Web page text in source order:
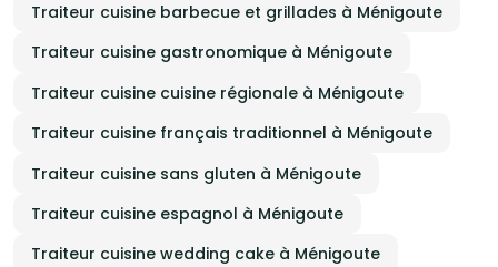
Traiteur cuisine barbecue et grillades à Ménigoute
Traiteur cuisine gastronomique à Ménigoute
Traiteur cuisine cuisine régionale à Ménigoute
Traiteur cuisine français traditionnel à Ménigoute
Traiteur cuisine sans gluten à Ménigoute
Traiteur cuisine espagnol à Ménigoute
Traiteur cuisine wedding cake à Ménigoute